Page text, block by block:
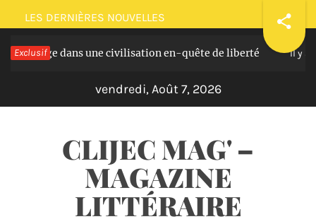
Passer
au
contenu
LES DERNIÈRES NOUVELLES
Exclusif
voyage dans une civilisation en-quête de liberté Il y a 3
vendredi, Août 7, 2026
CLIJEC MAG' –
MAGAZINE
LITTÉRAIRE